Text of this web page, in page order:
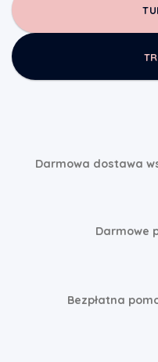
Darmowa dostawa
Darmowe
Bezpłatna